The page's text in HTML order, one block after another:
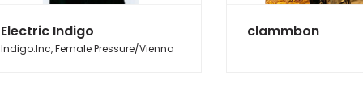
Electric Indigo
Indigo:Inc, Female Pressure/Vienna
clammbon